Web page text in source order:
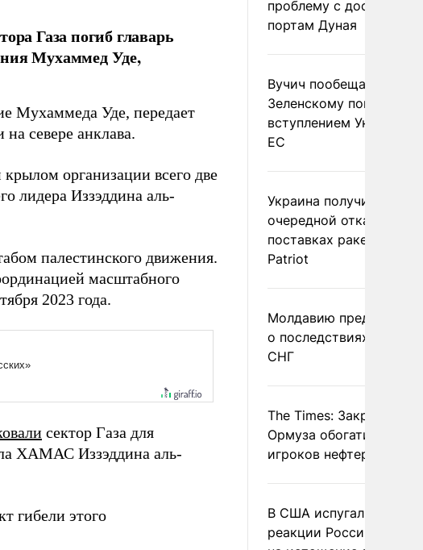
Газа погиб главарь
Мухаммед Уде,
Мухаммеда Уде, передает
севере анклава.
организации всего две
лидера Иззэддина аль-
палестинского движения.
масштабного
2023 года.
сектор Газа для
ХАМАС Иззэддина аль-
гибели этого
проблему с доступом к
портам Дуная
Вучич пообещал
Зеленскому помочь со
вступлением Украины в
ЕС
Украина получила
очередной отказ в
поставках ракет для
Patriot
Молдавию
о последствиях выхода
СНГ
The Times: Закрытие
Ормуза обогатило
игроков нефтерынка
В США испугались
реакции России и